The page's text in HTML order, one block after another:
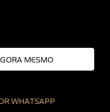
MESMO
WHATSAPP